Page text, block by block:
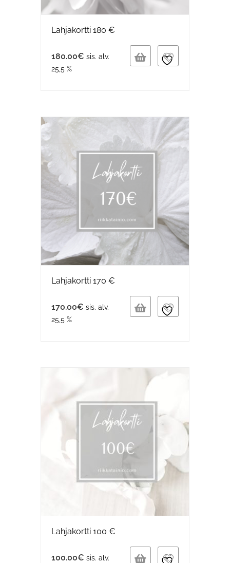
Lahjakortti 180 €
180.00€ sis. alv.
25,5 %
Lahjakortti 170 €
170.00€ sis. alv.
25,5 %
Lahjakortti 100 €
100.00€ sis. alv.